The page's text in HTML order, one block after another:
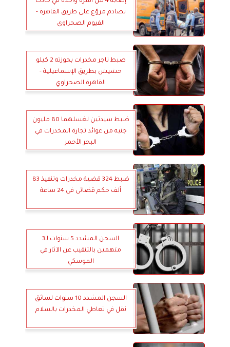
تصادم مروّع على طريق القاهرة -
الفيوم الصحراوي
ضبط تاجر مخدرات بحوزته 2 كيلو
حشيش بطريق الإسماعيلية -
القاهرة الصحراوي
ضبط سيدتين لغسلهما 80 مليون
جنيه من عوائد تجارة المخدرات في
البحر الأحمر
ضبط 324 قضية مخدرات وتنفيذ 83
ألف حكم قضائى فى 24 ساعة
السجن المشدد 5 سنوات لـ3
متهمين بالتنقيب عن الآثار في
الموسكي
السجن المشدد 10 سنوات لسائق
نقل في تعاطي المخدرات بالسلام